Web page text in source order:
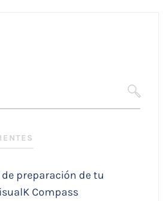
de preparación de tu
Compass